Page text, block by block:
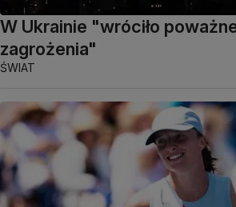
W Ukrainie "wróciło
zagrożenia"
ŚWIAT